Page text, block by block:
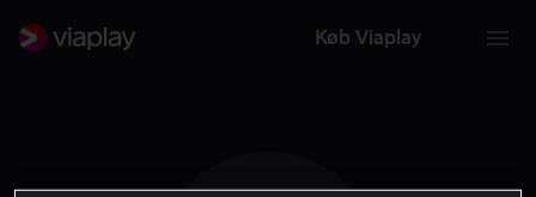
Køb Viaplay